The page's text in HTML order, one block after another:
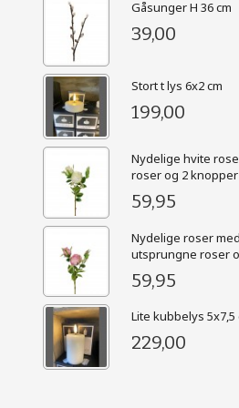
Gåsunger H 36 cm
39,00
Stort t lys 6x2 cm
199,00
Nydelige hvite
roser og 2 knopper
59,95
Nydelige roser
utsprungne roser
59,95
Lite kubbelys 5x7,5
229,00